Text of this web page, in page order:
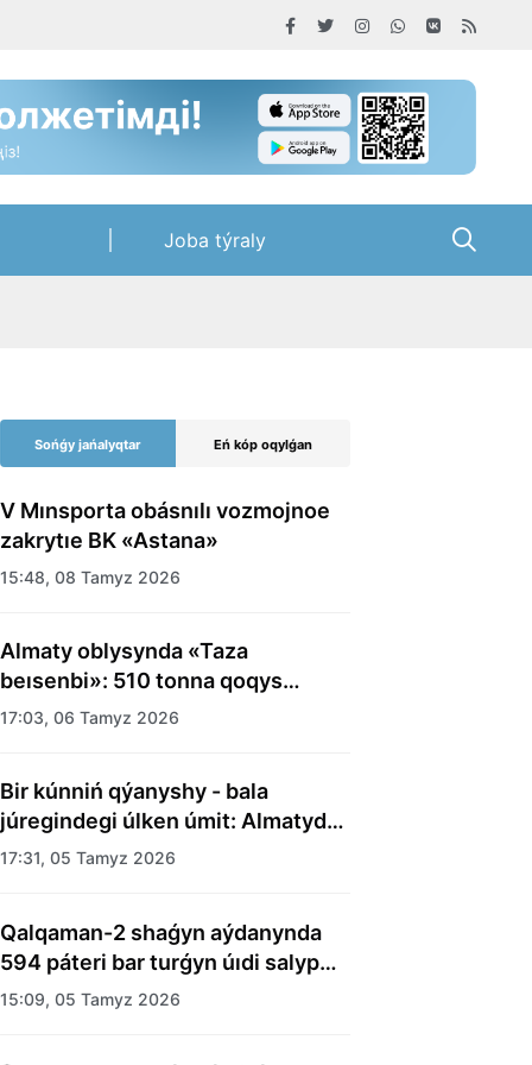
Joba týraly
Sońǵy jańalyqtar Eń kóp oqylǵan
V Mınsporta obásnılı vozmojnoe
zakrytıe BK «Astana»
15:48, 08 Tamyz 2026
Almaty oblysynda «Taza
beısenbi»: 510 tonna qoqys
shyǵaryldy
17:03, 06 Tamyz 2026
Bir kúnniń qýanyshy - bala
júregindegi úlken úmit: Almatyda
balalar úıiniń tárbıelenýshilerine
17:31, 05 Tamyz 2026
Qalqaman-2 shaǵyn aýdanynda
594 páteri bar turǵyn úıdi salyp
bitti
15:09, 05 Tamyz 2026